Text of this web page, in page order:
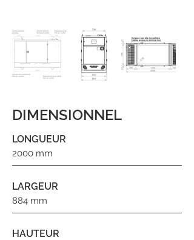
DIMENSIONNEL
LONGUEUR
2000 mm
LARGEUR
884 mm
HAUTEUR